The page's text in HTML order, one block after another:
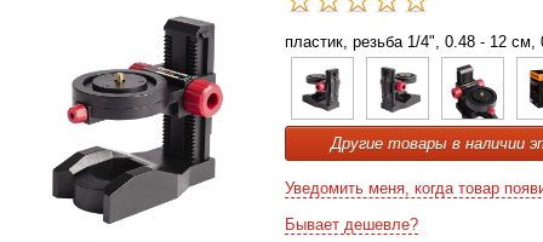
пластик, резьба 1/4", 0.48 - 12 см,
Другие товары в наличии
Уведомить меня, когда товар
Бывает дешевле?